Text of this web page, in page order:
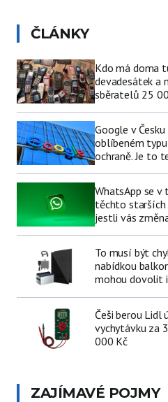
ČLÁNKY
Kdo má doma
devadesátek a
sběratelů 25
Google v
oblíbeném
ochraně. Je to
WhatsApp se v
těchto starších
jestli vás
To musí být
nabídkou
mohou dovolit i
Češi berou Lidl
vychytávku za
000 Kč
ZAJÍMAVÉ POJMY